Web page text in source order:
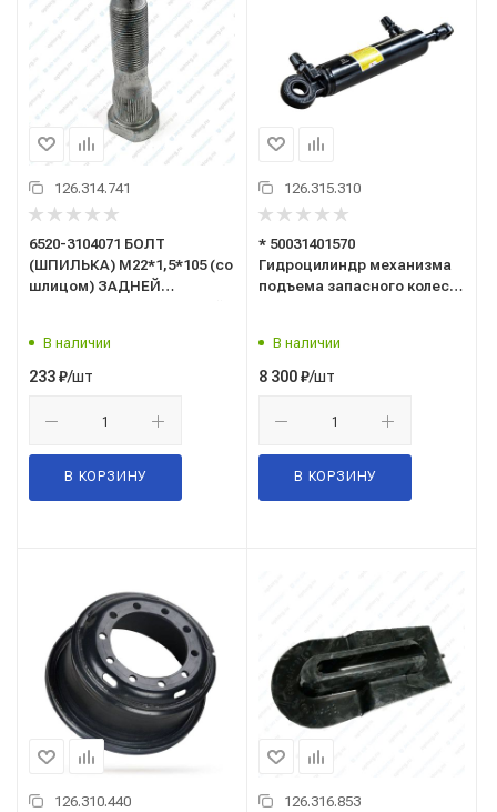
126.314.741
6520-3104071 БОЛТ
(ШПИЛЬКА) М22*1,5*105 (со
шлицом) ЗАДНЕЙ
В наличии
233₽/шт
В КОРЗИНУ
126.315.310
* 50031401570
Гидроцилиндр механизма
подъема запасного колеса
В наличии
8 300₽/шт
В КОРЗИНУ
126.310.440 126.316.853